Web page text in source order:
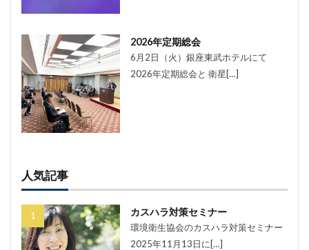
2026年定期総会
6月2日（火）銀座東武ホテルにて
2026年定期総会と 衛星[…]
人気記事
カスハラ対策セミナー
環境衛生協会のカスハラ対策セミナー
2025年11月13日に[…]